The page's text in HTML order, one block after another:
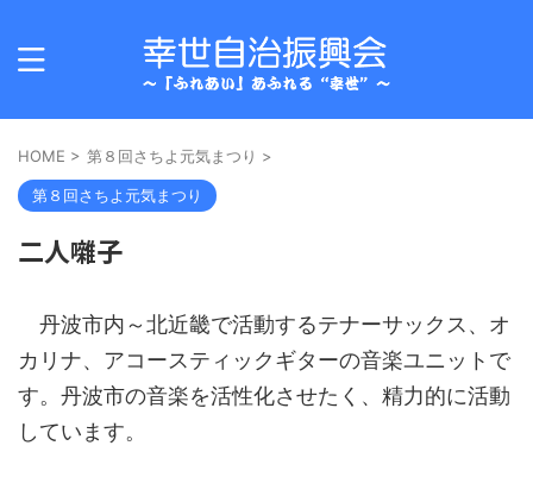
HOME > 第８回さちよ元気まつり >
第８回さちよ元気まつり
二人囃子
丹波市内～北近畿で活動するテナーサックス、オ
カリナ、アコースティックギターの音楽ユニットで
す。丹波市の音楽を活性化させたく、精力的に活動
しています。